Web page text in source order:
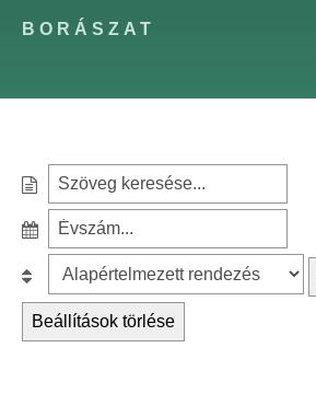
BORÁSZAT
e
c
h
z
é
e
s
Beállítások törlése